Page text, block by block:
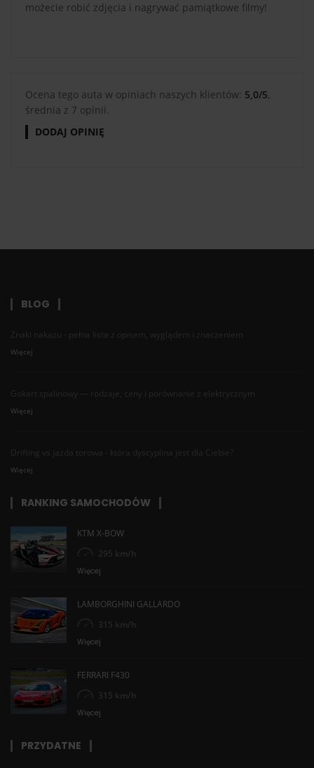
możecie robić zdjęcia i nagrywać pamiątkowe filmy!
Ocena tego auta w opiniach naszych klientów: 5,0/5,
średnia z 7 opinii.
DODAJ OPINIĘ
BLOG
Znaki nakazu - pełna lista z opisem, wyglądem i znaczeniem
Więcej
Gokart spalinowy — rodzaje, ceny i porównanie z elektrycznym
Więcej
Drifting vs jazda torowa - która dyscyplina jest dla Ciebie?
Więcej
RANKING SAMOCHODÓW
KTM X-BOW
295 km/h
Więcej
LAMBORGHINI GALLARDO
315 km/h
Więcej
FERRARI F430
315 km/h
Więcej
PRZYDATNE